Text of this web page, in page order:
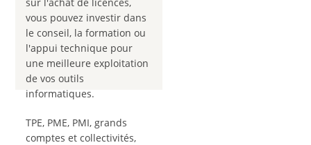
vous pouvez investir dans
le conseil, la formation ou
l'appui technique pour
une meilleure exploitation
de vos outils
informatiques.
TPE, PME, PMI, grands
comptes et collectivités,